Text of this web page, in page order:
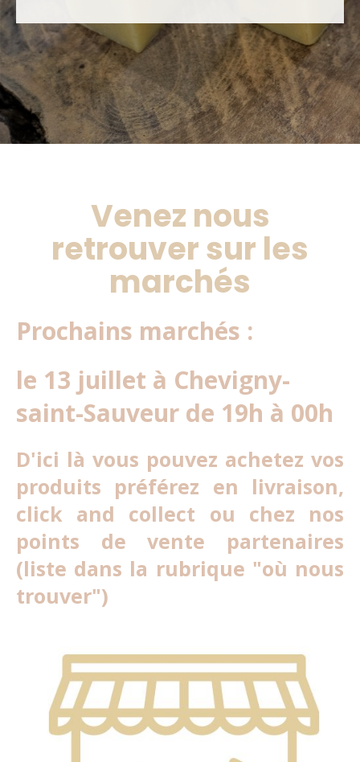
Venez nous
retrouver sur les
marchés
Prochains marchés :
le 13 juillet à Chevigny-
saint-Sauveur de 19h à 00h
D'ici là vous pouvez achetez vos
produits préférez en livraison,
click and collect ou chez nos
points de vente partenaires
(liste dans la rubrique "où nous
trouver")